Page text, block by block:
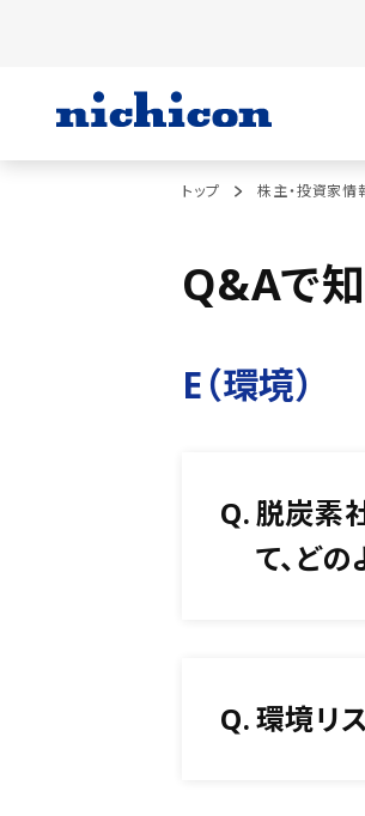
トップ 株主・投資家情
Q&Aで
E（環境）
Q.脱炭素
て、ど
Q.環境リ